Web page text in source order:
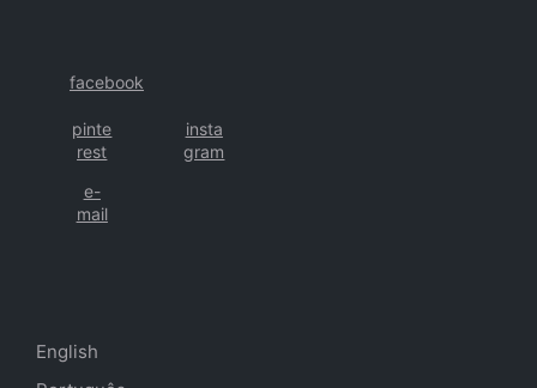
facebook
pinte
rest
insta
gram
e-
mail
English